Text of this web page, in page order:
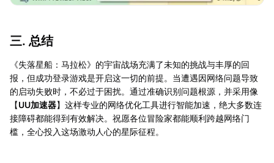
三. 总结
《失落星船：马拉松》的宇宙战场充满了未知的挑战与丰厚的回
报，但成功登录游戏是开启这一切的前提。当遭遇因网络问题导致
的启动失败时，不必过于困扰。通过准确识别问题根源，并采用像
【UU加速器】这样专业的网络优化工具进行智能加速，绝大多数连
接障碍都能得到有效解决。祝愿各位冒险家都能顺利跨越网络门
槛，全心投入这场激动人心的星际征程。